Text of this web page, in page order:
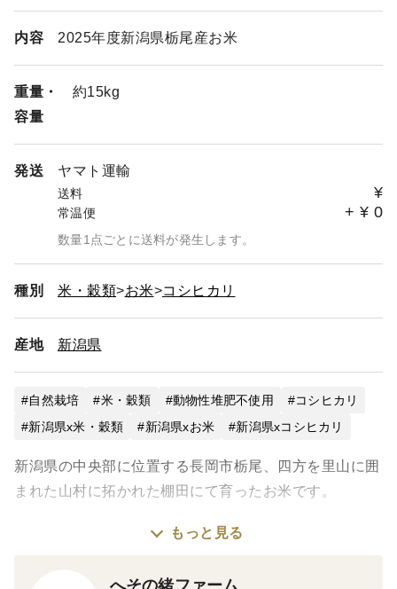
内容 2025年度新潟県栃尾産お米
重量・
容量
約15kg
発送 ヤマト運輸
送料 ¥
常温便 + ¥ 0
数量1点ごとに送料が発生します。
種別 米・穀類 お米 コシヒカリ
産地 新潟県
自然栽培 米・穀類 動物性堆肥不使用
コシヒカリ
新潟県x米・穀類
新潟県xお米 新潟県xコシヒカリ
新潟県の中央部に位置する長岡市栃尾、四方を里山に囲
まれた山村に拓かれた棚田にて育ったお米です。
〜「とちおてらす」について〜
もっと見る
へその緒ファーム